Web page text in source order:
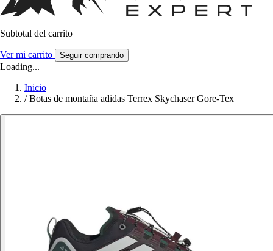
Subtotal del carrito
Ver mi carrito Seguir comprando
Loading...
Inicio
/ Botas de montaña adidas Terrex Skychaser Gore-Tex